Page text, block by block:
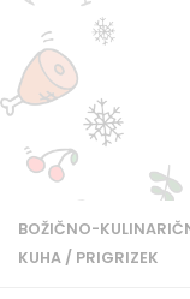
BOŽIČNO-
KUHA / PRIGRIZEK